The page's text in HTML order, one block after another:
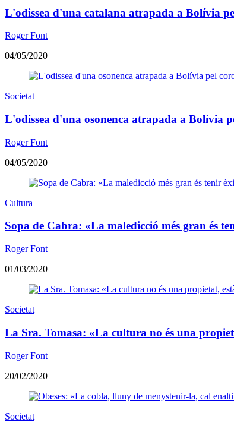
L'odissea d'una catalana atrapada a Bolívia
Roger Font
04/05/2020
Societat
L'odissea d'una osonenca atrapada a Bolívia
Roger Font
04/05/2020
Cultura
Sopa de Cabra: «La maledicció més gran és
Roger Font
01/03/2020
Societat
La Sra. Tomasa: «La cultura no és una
Roger Font
20/02/2020
Societat